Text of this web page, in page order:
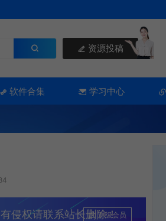
资源投稿
软件合集 学习中心
侵权请联系站长删除！
升级会员